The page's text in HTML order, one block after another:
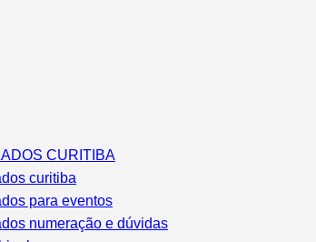
CURITIBA
curitiba
para eventos
numeração e dúvidas